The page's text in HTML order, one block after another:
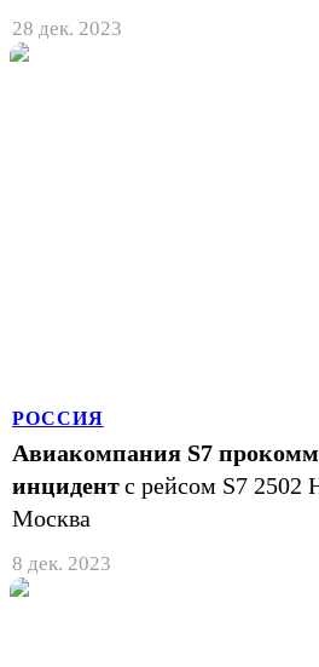
28 дек. 2023
РОССИЯ
Авиакомпания S7
инцидентс рейсом S7 2502
Москва
8 дек. 2023